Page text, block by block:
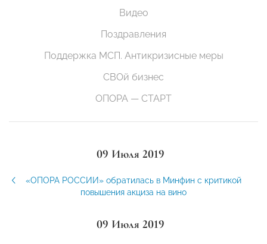
Видео
Поздравления
Поддержка МСП. Антикризисные меры
СВОй бизнес
ОПОРА — СТАРТ
09 Июля 2019
«ОПОРА РОССИИ» обратилась в Минфин с критикой
повышения акциза на вино
09 Июля 2019